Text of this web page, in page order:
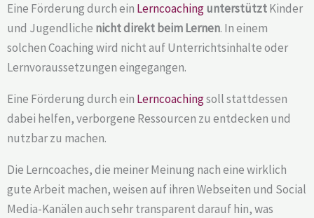
Eine Förderung durch ein LerncoachingunterstütztKinder
und Jugendliche nicht direkt beim Lernen. In einem
solchen Coaching wird nicht auf Unterrichtsinhalte oder
Lernvoraussetzungen eingegangen.
Eine Förderung durch ein Lerncoachingsoll stattdessen
dabei helfen, verborgene Ressourcen zu entdecken und
nutzbar zu machen.
Die Lerncoaches, die meiner Meinung nach eine wirklich
gute Arbeit machen, weisen auf ihren Webseiten und Social
Media-Kanälen auch sehr transparent darauf hin, was